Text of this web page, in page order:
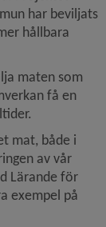
har beviljats
hållbara
maten som
få en
mat, både i
av vår
Lärande för
exempel på